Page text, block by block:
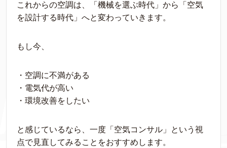
これからの空調は、「機械を選ぶ時代」から「空気
を設計する時代」へと変わっていきます。
もし今、
・空調に不満がある
・電気代が高い
・環境改善をしたい
と感じているなら、一度「空気コンサル」という視
点で見直してみることをおすすめします。